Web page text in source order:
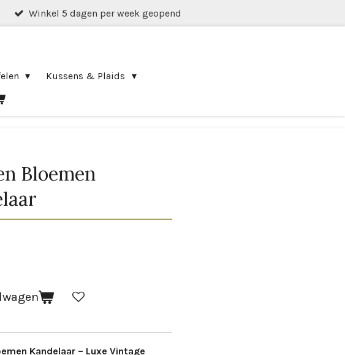
Winkel 5 dagen per week geopend
Kussens & Plaids
Bloemen
Kandelaar – Luxe Vintage